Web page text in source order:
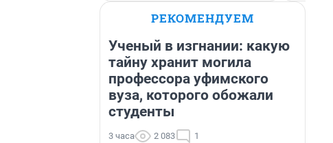
РЕКОМЕНДУЕМ
Ученый в изгнании: какую
тайну хранит могила
профессора уфимского
вуза, которого обожали
студенты
3 часа 2 083 1